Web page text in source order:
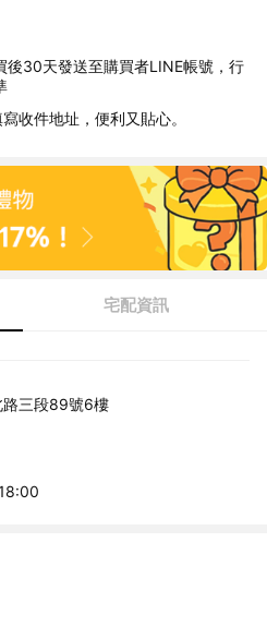
後30天發送至購買者LINE帳號，行
收件地址，便利又貼心。
宅配資訊
路三段89號6樓